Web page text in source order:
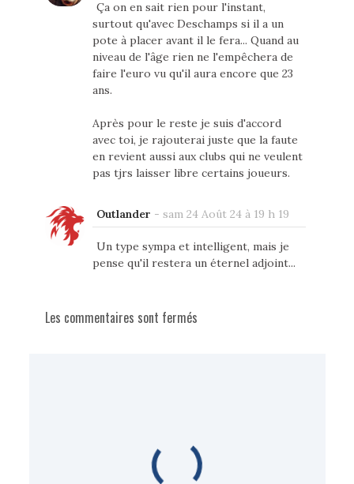
Ça on en sait rien pour l'instant,
surtout qu'avec Deschamps si il a un
pote à placer avant il le fera... Quand au
niveau de l'âge rien ne l'empêchera de
faire l'euro vu qu'il aura encore que 23
ans.
Après pour le reste je suis d'accord
avec toi, je rajouterai juste que la faute
en revient aussi aux clubs qui ne veulent
pas tjrs laisser libre certains joueurs.
Outlander - sam 24 Août 24 à 19 h 19
Un type sympa et intelligent, mais je
pense qu'il restera un éternel adjoint...
Les commentaires sont fermés